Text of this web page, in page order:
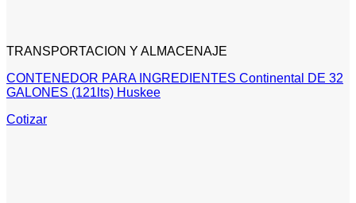
TRANSPORTACION Y ALMACENAJE
CONTENEDOR PARA INGREDIENTES Continental DE 32
GALONES (121lts) Huskee
Cotizar